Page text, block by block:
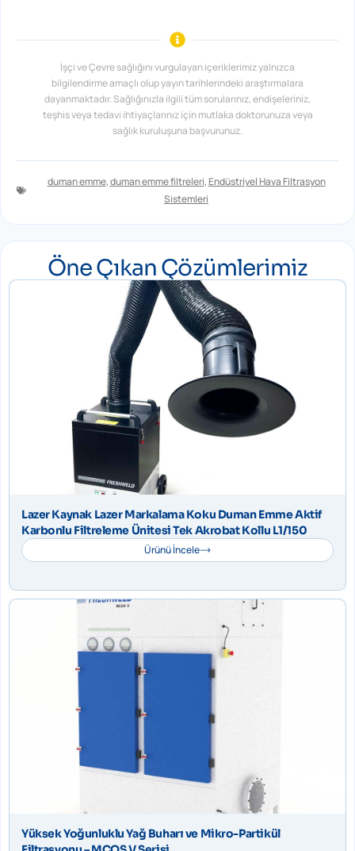
İşçi ve Çevre sağlığını vurgulayan içeriklerimiz yalnızca
bilgilendirme amaçlı olup yayın tarihlerindeki araştırmalara
dayanmaktadır. Sağlığınızla ilgili tüm sorularınız, endişeleriniz,
teşhis veya tedavi ihtiyaçlarınız için mutlaka doktorunuza veya
sağlık kuruluşuna başvurunuz.
duman emme,duman emme filtreleri, Endüstriyel Hava Filtrasyon
Sistemleri
Öne Çıkan Çözümlerimiz
Lazer Kaynak Lazer Markalama Koku Duman Emme Aktif
Karbonlu Filtreleme Ünitesi Tek Akrobat Kollu L1/150
Ürünü İncele
Yüksek Yoğunluklu Yağ Buharı ve Mikro-Partikül